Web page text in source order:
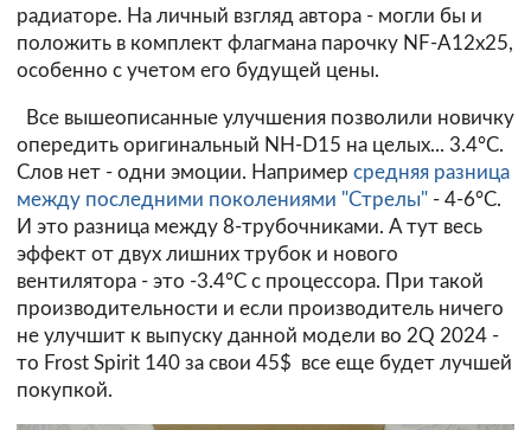
радиаторе. На личный взгляд автора - могли бы и
положить в комплект флагмана парочку NF-A12х25,
особенно с учетом его будущей цены.
Все вышеописанные улучшения позволили новичку
опередить оригинальный NH-D15 на целых... 3.4°С.
Слов нет - одни эмоции. Например средняя разница
между последними поколениями "Стрелы" - 4-6°С.
И это разница между 8-трубочниками. А тут весь
эффект от двух лишних трубок и нового
вентилятора - это -3.4°С с процессора. При такой
производительности и если производитель ничего
не улучшит к выпуску данной модели во 2Q 2024 -
то Frost Spirit 140 за свои 45$ все еще будет лучшей
покупкой.